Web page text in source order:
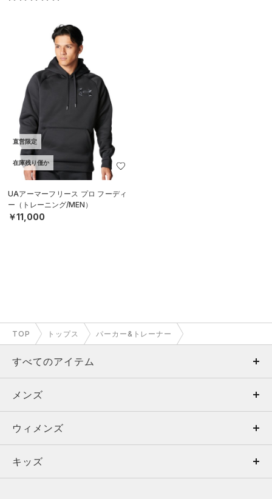
直営限定
在庫残り僅か
UAアーマーフリース プロ フーディ
ー（トレーニング/MEN）
￥11,000
TOP トップス パーカー&トレーナー
すべてのアイテム
メンズ
ウィメンズ
キッズ
メンズ
トップス
ボトムス
ウィメンズ
トップス
キッズ